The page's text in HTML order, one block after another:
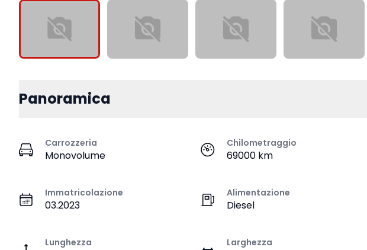
Panoramica
Carrozzeria
Monovolume
Chilometraggio
69000 km
Immatricolazione
03.2023
Alimentazione
Diesel
Lunghezza Larghezza